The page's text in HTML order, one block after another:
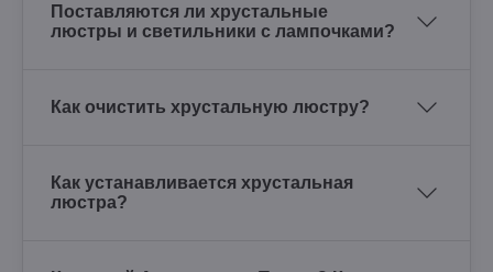
Поставляются ли хрустальные
люстры и светильники с лампочками?
Как очистить хрустальную люстру?
Как устанавливается хрустальная
люстра?